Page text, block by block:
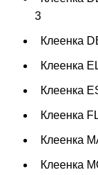
3
Клеенка
Клеенка
Клеенка
Клеенка
Клеенка
Клеенка